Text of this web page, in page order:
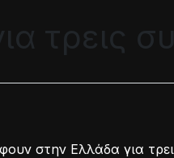
τρεις
στην Ελλάδα για